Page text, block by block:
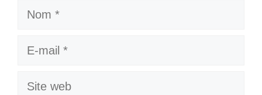
Nom
E-
Site